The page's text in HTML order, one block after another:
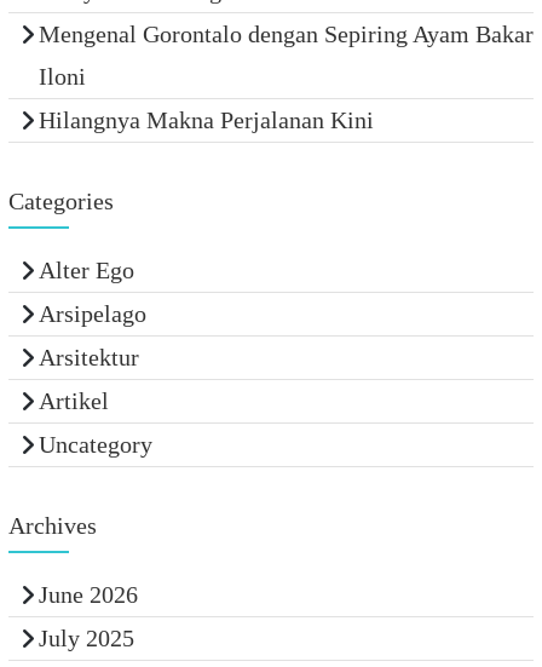
Mengenal Gorontalo dengan Sepiring Ayam Bakar
Iloni
Hilangnya Makna Perjalanan Kini
Categories
Alter Ego
Arsipelago
Arsitektur
Artikel
Uncategory
Archives
June 2026
July 2025